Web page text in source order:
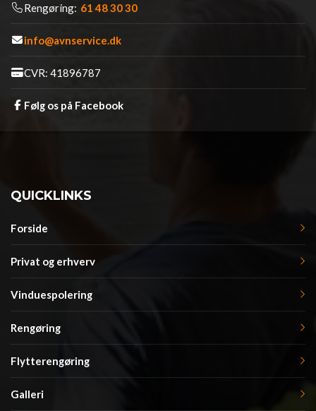
Rengøring: 61 48 30 30
info@avnservice.dk
CVR: 41896787
Følg os på Facebook
QUICKLINKS
Forside
Privat og erhverv
Vinduespolering
Rengøring
Flytterengøring
Galleri